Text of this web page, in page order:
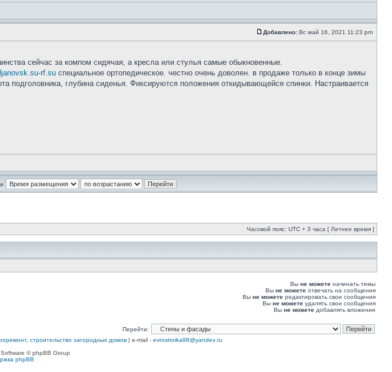
Добавлено: Вс май 16, 2021 11:23 pm
сейчас за компом сидячая, а кресла или стулья самые обыкновенные.
rf.su специальное ортопедическое. честно очень доволен. в продаже только в конце зимы
подголовника, глубина сиденья. Фиксируются положения откидывающейся спинки. Настраивается
Часовой пояс: UTC + 3 часа [ Летнее время ]
Вы не можете начинать темы
Вы не можете отвечать на сообщения
Вы не можете редактировать свои сообщения
Вы не можете удалять свои сообщения
Вы не можете добавлять вложения
Перейти:
строительство загородных домов | e-mail - evrostroika98@yandex.ru
© phpBB Group
phpBB